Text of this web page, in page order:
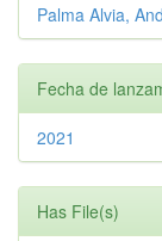
Palma Alvia,
Fecha de
2021
Has File(s)